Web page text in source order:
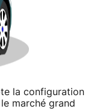
la configuration
marché grand